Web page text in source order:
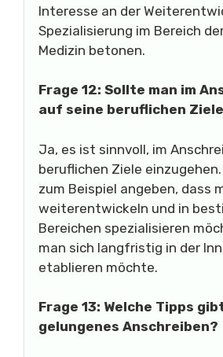
Interesse an der
Spezialisierung im Bereich
Medizin betonen.
Frage 12: Sollte man im
auf seine beruflichen
Ja, es ist sinnvoll, im
beruflichen Ziele
zum Beispiel angeben, dass
weiterentwickeln und in
Bereichen spezialisieren
man sich langfristig in der
etablieren möchte.
Frage 13: Welche Tipps
gelungenes Anschreiben?